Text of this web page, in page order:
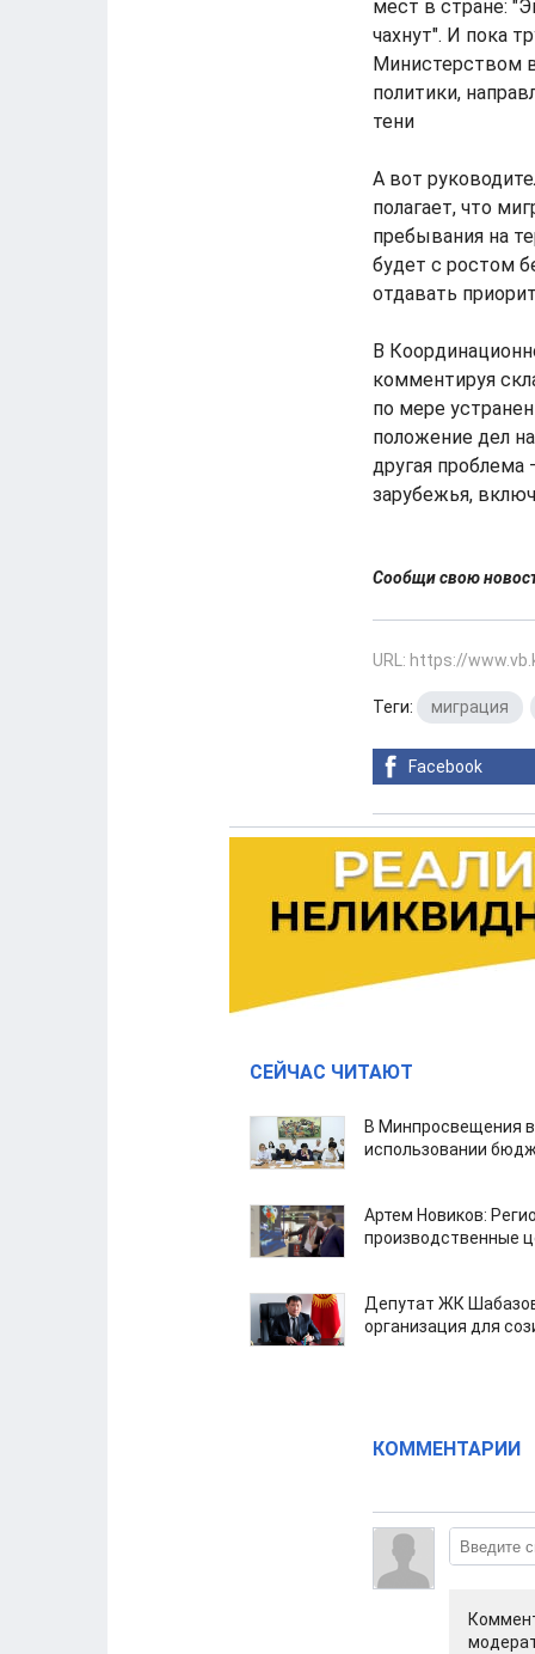
мест в стране:
чахнут". И пока
Министерством
политики,
тени
А вот
полагает, что
пребывания на
будет с ростом
отдавать
В
комментируя
по мере
положение дел
другая
зарубежья,
Сообщи свою
URL: https://
Теги: миграция
Facebook
СЕЙЧАС ЧИТАЮТ
В Минпросвещения
использовании
Артем Новиков:
производственные
Депутат ЖК
организация для
КОММЕНТАРИИ